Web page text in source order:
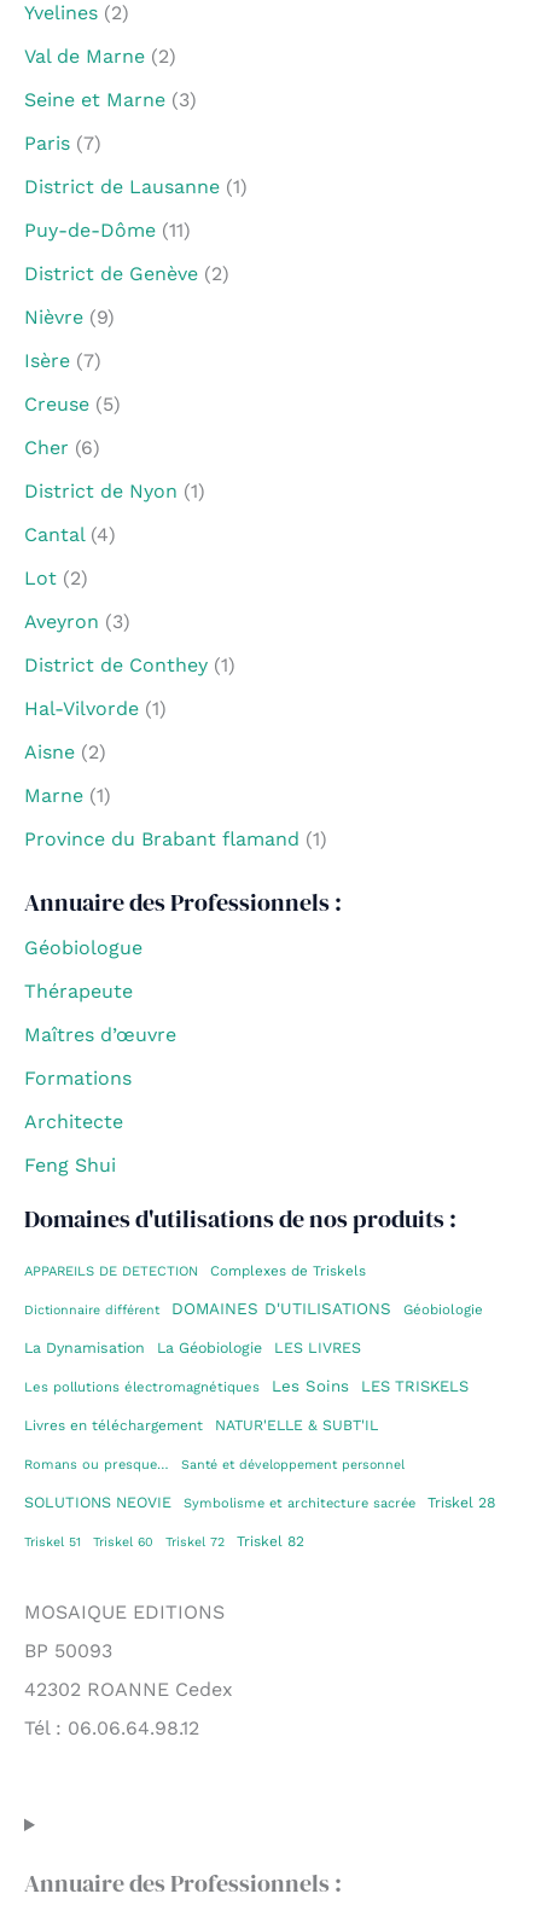
Yvelines (2)
Val de Marne (2)
Seine et Marne (3)
Paris (7)
District de Lausanne (1)
Puy-de-Dôme (11)
District de Genève (2)
Nièvre (9)
Isère (7)
Creuse (5)
Cher (6)
District de Nyon (1)
Cantal(4)
Lot (2)
Aveyron (3)
District de Conthey (1)
Hal-Vilvorde (1)
Aisne (2)
Marne (1)
Province du Brabant flamand (1)
Annuaire des Professionnels :
Géobiologue
Thérapeute
Maîtres d’œuvre
Formations
Architecte
Feng Shui
Domaines d'utilisations de nos produits :
APPAREILS DE DETECTION Complexes de Triskels
Dictionnaire différent DOMAINES D'UTILISATIONS Géobiologie
La Dynamisation La Géobiologie LES LIVRES
Les pollutions électromagnétiques Les Soins LES TRISKELS
Livres en téléchargement NATUR'ELLE & SUBT'IL
Romans ou presque… Santé et développement personnel
SOLUTIONS NEOVIE Symbolisme et architecture sacrée Triskel 28
Triskel 51 Triskel 60 Triskel 72 Triskel 82
MOSAIQUE EDITIONS
BP 50093
42302 ROANNE Cedex
Tél : 06.06.64.98.12
Annuaire des Professionnels :